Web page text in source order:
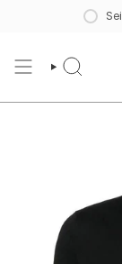
CERCA